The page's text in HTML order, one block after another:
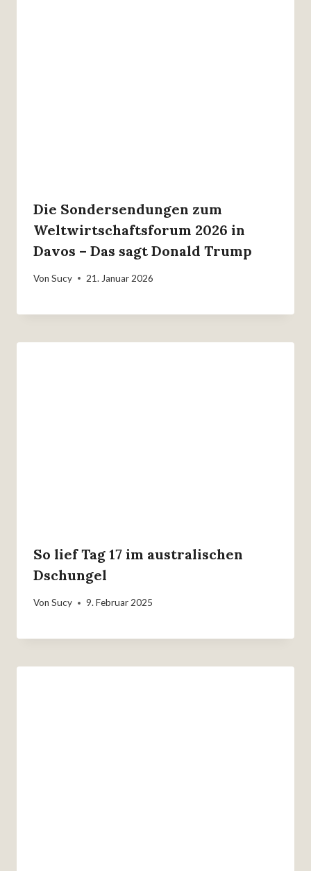
Die Sondersendungen zum
Weltwirtschaftsforum 2026 in
Davos – Das sagt Donald Trump
Von Sucy 21. Januar 2026
So lief Tag 17 im australischen
Dschungel
Von Sucy 9. Februar 2025